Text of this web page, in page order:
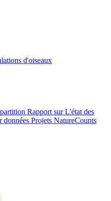
d'oiseaux
Rapport sur L'état des
données Projets NatureCounts